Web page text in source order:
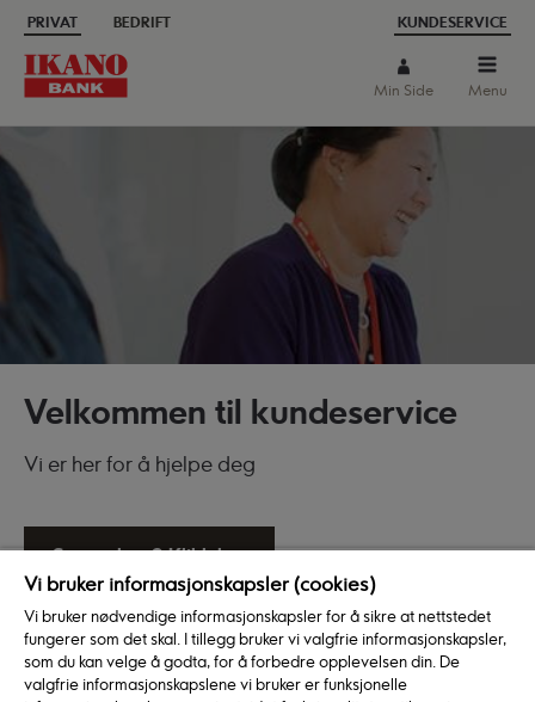
PRIVAT BEDRIFT KUNDESERVICE
Menu
Min Side
Velkommen til kundeservice
Vi er her for å hjelpe deg
Sperre kort? Klikk her
spørsmål og svar Min Side Sperring av kort
Vi bruker informasjonskapsler (cookies)
Vi bruker nødvendige informasjonskapsler for å sikre at nettstedet
fungerer som det skal. I tillegg bruker vi valgfrie informasjonskapsler,
som du kan velge å godta, for å forbedre opplevelsen din. De
valgfrie informasjonskapslene vi bruker er funksjonelle